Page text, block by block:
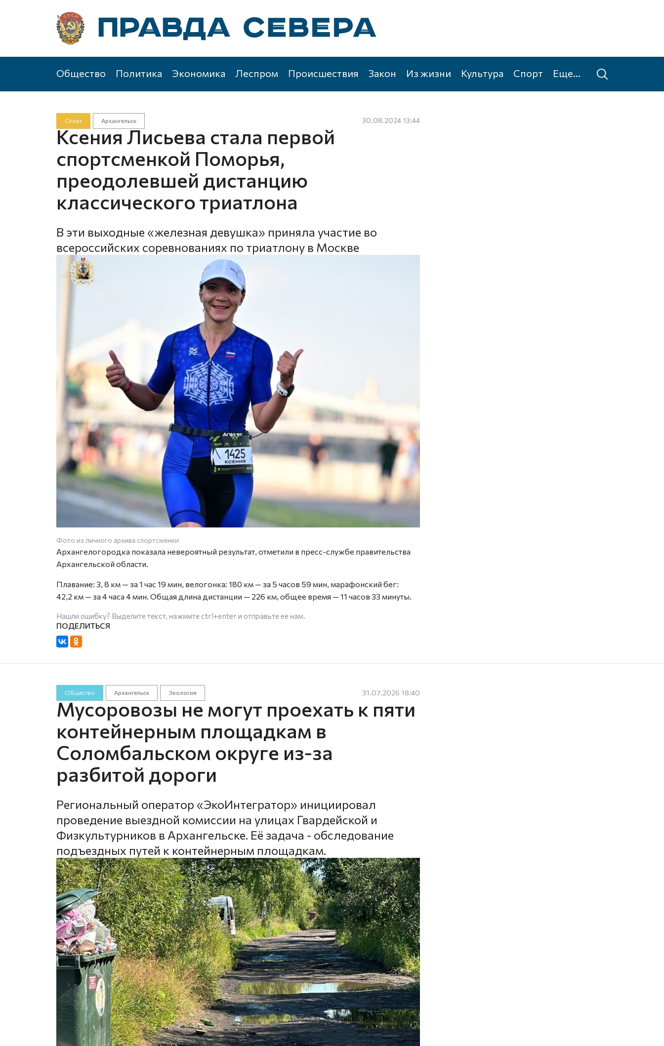
Общество Политика Экономика Леспром Происшествия Закон Из жизни Культура Спорт Еще...
Спорт Архангельск 30.08.2024 13:44
Ксения Лисьева стала первой
спортсменкой Поморья,
преодолевшей дистанцию
классического триатлона
В эти выходные «железная девушка» приняла участие во
всероссийских соревнованиях по триатлону в Москве
Фото из личного архива спортсменки
Архангелогородка показала невероятный результат, отметили в пресс-службе правительства
Архангельской области.
Плавание: 3, 8 км — за 1 час 19 мин, велогонка: 180 км — за 5 часов 59 мин, марафонский бег:
42,2 км — за 4 часа 4 мин. Общая длина дистанции — 226 км, общее время — 11 часов 33 минуты.
Нашли ошибку? Выделите текст, нажмите ctrl+enterи отправьте ее нам.
Общество Архангельск Экология 31.07.2026 18:40
Мусоровозы не могут проехать к пяти
контейнерным площадкам в
Соломбальском округе из-за
разбитой дороги
Региональный оператор «ЭкоИнтегратор» инициировал
проведение выездной комиссии на улицах Гвардейской и
Физкультурников в Архангельске. Её задача - обследование
подъездных путей к контейнерным площадкам.